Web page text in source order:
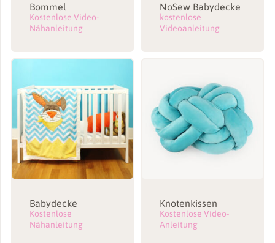
Bommel
Kostenlose Video-
Nähanleitung
NoSew Babydecke
kostenlose
Videoanleitung
Babydecke
Kostenlose
Nähanleitung
Knotenkissen
Kostenlose Video-
Anleitung